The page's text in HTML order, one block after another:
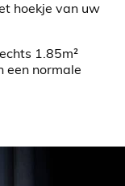
hoekje van uw
1.85m²
een normale